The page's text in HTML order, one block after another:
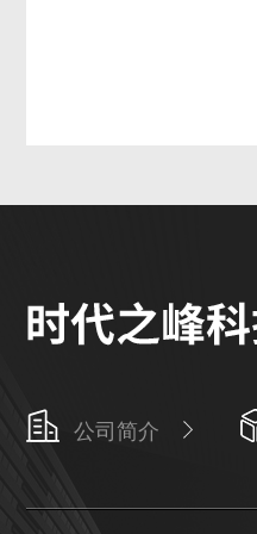
公司简介